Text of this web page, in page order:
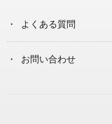
よくある質問
お問い合わせ